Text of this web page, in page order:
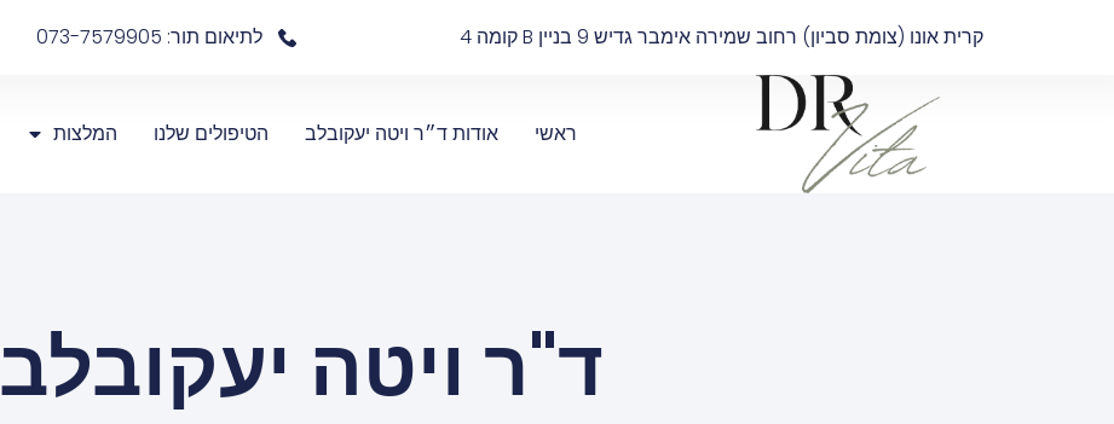
קרית אונו (צומת סביון) רחוב שמירה אימבר גדיש 9 בניין B קומה 4 לתיאום תור: 073-7579905
ראשי אודות ד״ר ויטה יעקובלב הטיפולים שלנו המלצות
ד"ר ויטה יעקובלב